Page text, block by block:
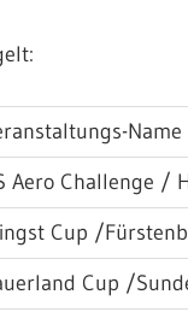
Name
Aero Challenge /
Cup /
Cup /